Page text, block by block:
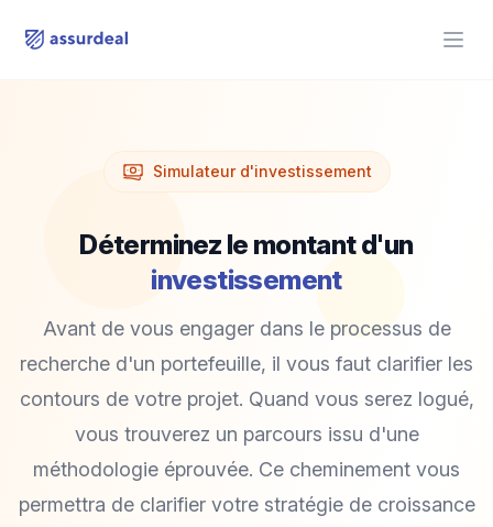
assurdeal
Simulateur d'investissement
Déterminez le montant d'un
investissement
Avant de vous engager dans le processus de
recherche d'un portefeuille, il vous faut clarifier les
contours de votre projet. Quand vous serez logué,
vous trouverez un parcours issu d'une
méthodologie éprouvée. Ce cheminement vous
permettra de clarifier votre stratégie de croissance